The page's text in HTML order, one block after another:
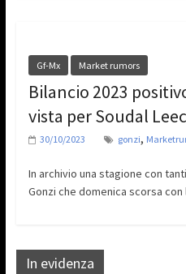
Gf-Mx Market rumors
Bilancio 2023
vista per Soudal
30/10/2023 gonzi,
In archivio una stagione con
Gonzi che domenica scorsa
In evidenza